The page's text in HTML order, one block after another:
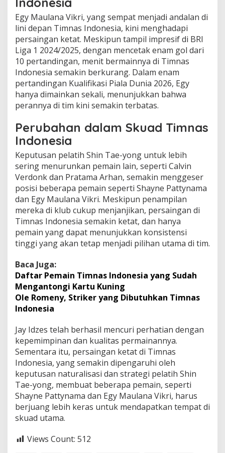
Egy Maulana Vikri, yang sempat menjadi andalan di
lini depan Timnas Indonesia, kini menghadapi
persaingan ketat. Meskipun tampil impresif di BRI
Liga 1 2024/2025, dengan mencetak enam gol dari
10 pertandingan, menit bermainnya di Timnas
Indonesia semakin berkurang. Dalam enam
pertandingan Kualifikasi Piala Dunia 2026, Egy
hanya dimainkan sekali, menunjukkan bahwa
perannya di tim kini semakin terbatas.
Perubahan dalam Skuad Timnas
Indonesia
Keputusan pelatih Shin Tae-yong untuk lebih
sering menurunkan pemain lain, seperti Calvin
Verdonk dan Pratama Arhan, semakin menggeser
posisi beberapa pemain seperti Shayne Pattynama
dan Egy Maulana Vikri. Meskipun penampilan
mereka di klub cukup menjanjikan, persaingan di
Timnas Indonesia semakin ketat, dan hanya
pemain yang dapat menunjukkan konsistensi
tinggi yang akan tetap menjadi pilihan utama di tim.
Baca Juga:
Daftar Pemain Timnas Indonesia yang Sudah
Mengantongi Kartu Kuning
Ole Romeny, Striker yang Dibutuhkan Timnas
Indonesia
Jay Idzes telah berhasil mencuri perhatian dengan
kepemimpinan dan kualitas permainannya.
Sementara itu, persaingan ketat di Timnas
Indonesia, yang semakin dipengaruhi oleh
keputusan naturalisasi dan strategi pelatih Shin
Tae-yong, membuat beberapa pemain, seperti
Shayne Pattynama dan Egy Maulana Vikri, harus
berjuang lebih keras untuk mendapatkan tempat di
skuad utama.
Views Count: 512